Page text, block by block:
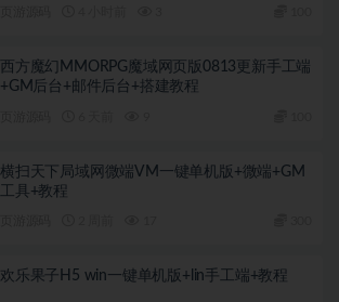
西方魔幻MMORPG魔域网页版0813更新手工端
+GM后台+邮件后台+搭建教程
横扫天下局域网微端VM一键单机版+微端+GM
工具+教程
欢乐果子H5 win一键单机版+lin手工端+教程